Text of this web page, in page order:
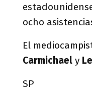
ocho
El
Carmichael y
SP